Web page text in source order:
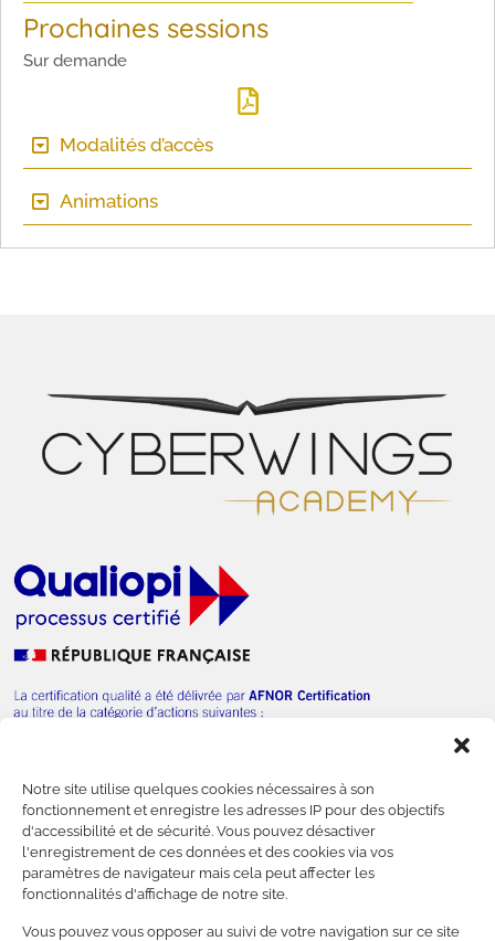
Notre site utilise quelques cookies nécessaires à son
fonctionnement et enregistre les adresses IP pour des objectifs
d'accessibilité et de sécurité. Vous pouvez désactiver
l'enregistrement de ces données et des cookies via vos
paramètres de navigateur mais cela peut affecter les
fonctionnalités d'affichage de notre site.
Vous pouvez vous opposer au suivi de votre navigation sur ce site
Prochaines sessions
Sur demande
Modalités d’accès
Animations
— Nous contacter
—Financer votre formation